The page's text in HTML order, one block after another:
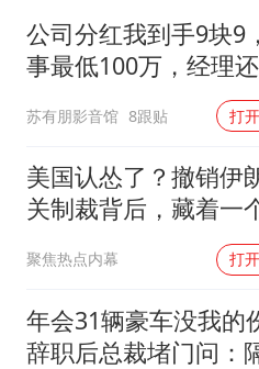
以军
公司分红我到手9块9
事最低100万，经理
我续签，我笑了：不
苏有朋影音馆 8跟贴 打
美国认怂了？撤销伊
关制裁背后，藏着一
聚焦热点内幕 打
年会31辆豪车没我的
辞职后总裁堵门问：